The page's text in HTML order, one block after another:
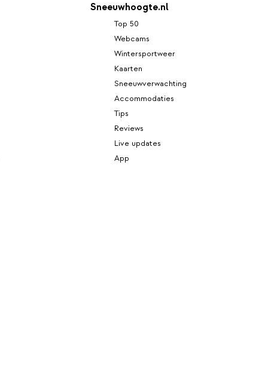
Sneeuwhoogte.nl
Top 50
Webcams
Wintersportweer
Kaarten
Sneeuwverwachting
Accommodaties
Tips
Reviews
Live updates
App